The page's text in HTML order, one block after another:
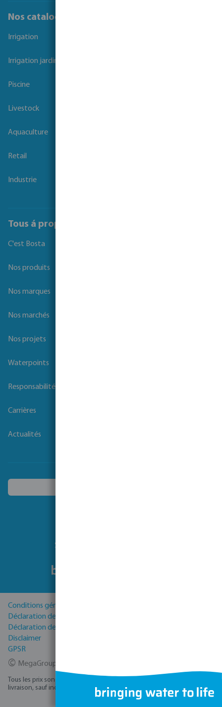
Nos catalogues
Irrigation
Irrigation jardins et parcs
Piscine
Livestock
Aquaculture
Retail
Industrie
Tous á propos de Bosta
C'est Bosta
Nos produits
Nos marques
Nos marchés
Nos projets
Waterpoints
Responsabilité sociale des entreprises
Carrières
Actualités
Suivez-nous
Conditions générales
Déclaration de Confidentialité
Déclaration de cookies
Disclaimer
GPSR
© MegaGroup Trade 2026
Tous les prix sont hors TVA plus
livraison, sauf indication contraire.